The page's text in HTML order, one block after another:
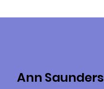
Ann Saunders